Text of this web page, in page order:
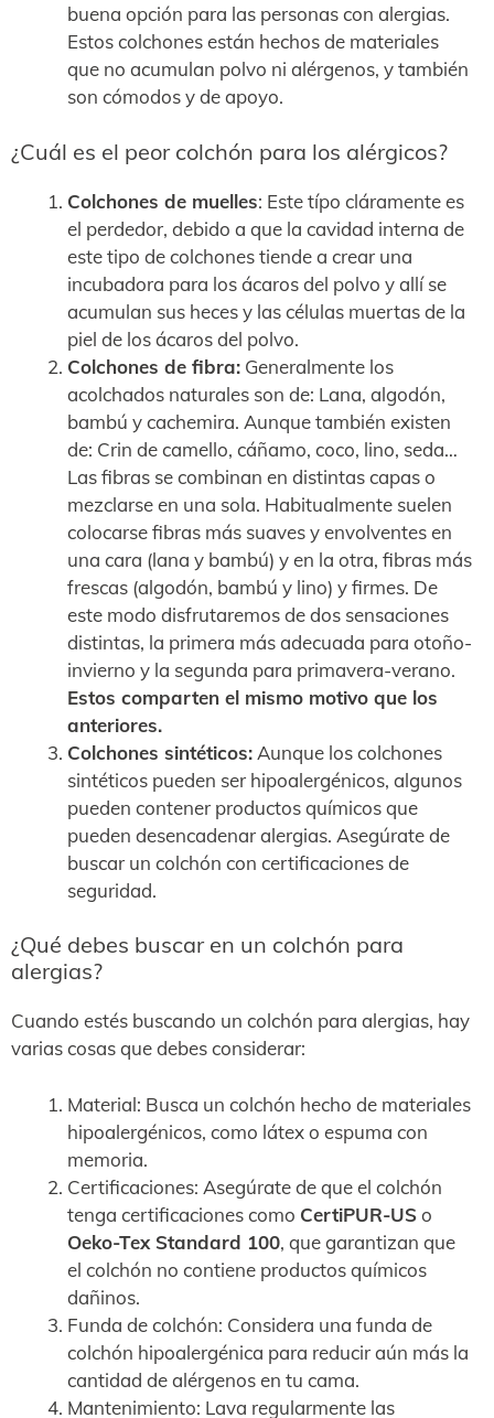
buena opción para las personas con alergias.
Estos colchones están hechos de materiales
que no acumulan polvo ni alérgenos, y también
son cómodos y de apoyo.
¿Cuál es el peor colchón para los alérgicos?
Colchones de muelles: Este típo cláramente es
el perdedor, debido a que la cavidad interna de
este tipo de colchones tiende a crear una
incubadora para los ácaros del polvo y allí se
acumulan sus heces y las células muertas de la
piel de los ácaros del polvo.
Colchones de fibra: Generalmente los
acolchados naturales son de: Lana, algodón,
bambú y cachemira. Aunque también existen
de: Crin de camello, cáñamo, coco, lino, seda…
Las fibras se combinan en distintas capas o
mezclarse en una sola. Habitualmente suelen
colocarse fibras más suaves y envolventes en
una cara (lana y bambú) y en la otra, fibras más
frescas (algodón, bambú y lino) y firmes. De
este modo disfrutaremos de dos sensaciones
distintas, la primera más adecuada para otoño-
invierno y la segunda para primavera-verano.
Estos comparten el mismo motivo que los
anteriores.
Colchones sintéticos: Aunque los colchones
sintéticos pueden ser hipoalergénicos, algunos
pueden contener productos químicos que
pueden desencadenar alergias. Asegúrate de
buscar un colchón con certificaciones de
seguridad.
¿Qué debes buscar en un colchón para
alergias?
Cuando estés buscando un colchón para alergias, hay
varias cosas que debes considerar:
Material: Busca un colchón hecho de materiales
hipoalergénicos, como látex o espuma con
memoria.
Certificaciones: Asegúrate de que el colchón
tenga certificaciones como CertiPUR-USo
Oeko-Tex Standard 100, que garantizan que
el colchón no contiene productos químicos
dañinos.
Funda de colchón: Considera una funda de
colchón hipoalergénica para reducir aún más la
cantidad de alérgenos en tu cama.
Mantenimiento: Lava regularmente las